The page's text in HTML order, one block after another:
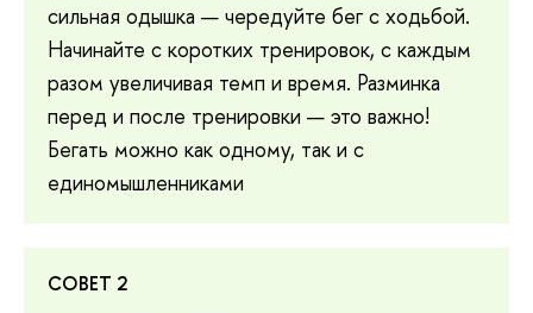
сильная одышка — чередуйте бег с ходьбой.
Начинайте с коротких тренировок, с каждым
разом увеличивая темп и время. Разминка
перед и после тренировки — это важно!
Бегать можно как одному, так и с
единомышленниками
СОВЕТ 2